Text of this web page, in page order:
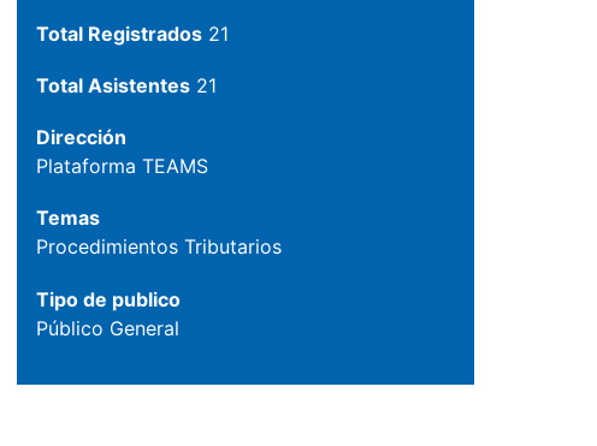
Total Registrados 21
Total Asistentes 21
Dirección
Plataforma TEAMS
Temas
Procedimientos Tributarios
Tipo de publico
Público General